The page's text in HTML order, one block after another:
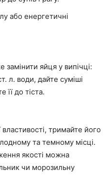
або енергетичні
яйця у випічці:
л. води, дайте суміші
її до тіста.
тримайте його
та темному місці.
якості можна
чи морозильну